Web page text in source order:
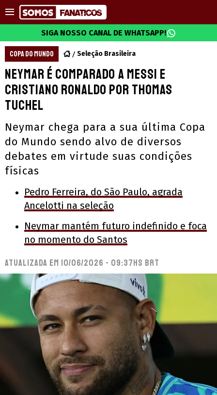
SIGA NOSSO CANAL DE WHATSAPP!
COPA DO MUNDO Seleção Brasileira
Neymar é comparado a Messi e
Cristiano Ronaldo por Thomas
Tuchel
Neymar chega para a sua última Copa
do Mundo sendo alvo de diversos
debates em virtude suas condições
físicas
Pedro Ferreira, do São Paulo, agrada
Ancelotti na seleção
Neymar mantém futuro indefinido e foca
no momento do Santos
Atualizada em 10/06/2026 - 09:37hs BRT